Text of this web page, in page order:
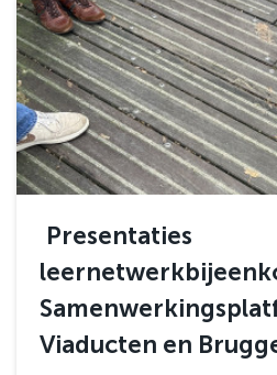
Presentaties
Viaducten en